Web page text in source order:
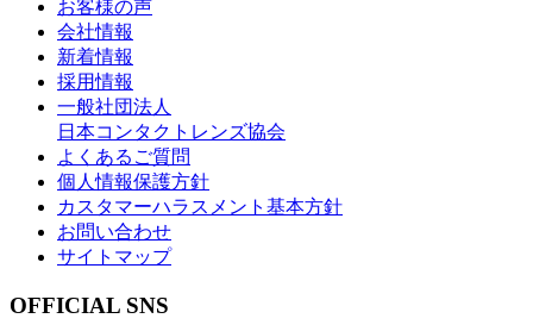
お客様の声
会社情報
新着情報
採用情報
一般社団法人
日本コンタクトレンズ協会
よくあるご質問
個人情報保護方針
カスタマーハラスメント基本方針
お問い合わせ
サイトマップ
OFFICIAL SNS